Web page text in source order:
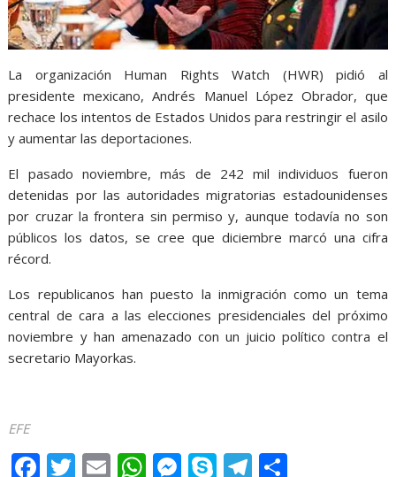
La organización Human Rights Watch (HWR) pidió al
presidente mexicano, Andrés Manuel López Obrador, que
rechace los intentos de Estados Unidos para restringir el asilo
y aumentar las deportaciones.
El pasado noviembre, más de 242 mil individuos fueron
detenidas por las autoridades migratorias estadounidenses
por cruzar la frontera sin permiso y, aunque todavía no son
públicos los datos, se cree que diciembre marcó una cifra
récord.
Los republicanos han puesto la inmigración como un tema
central de cara a las elecciones presidenciales del próximo
noviembre y han amenazado con un juicio político contra el
secretario Mayorkas.
EFE
F T E W M S T